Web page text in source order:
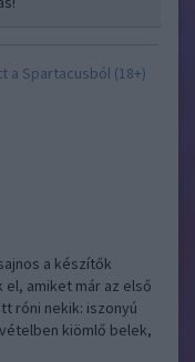
a Spartacusból (18+)
a készítők
amiket már az első
róni nekik: iszonyú
kiömlő belek,